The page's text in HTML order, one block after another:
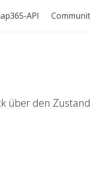
API
über den